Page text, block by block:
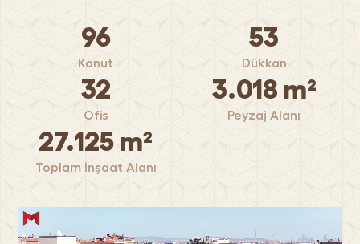
96
Konut
53
Dükkan
32
Ofis
3.018 m²
Peyzaj Alanı
27.125 m²
Toplam İnşaat Alanı